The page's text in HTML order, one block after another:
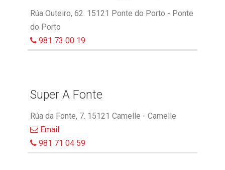
Rúa Outeiro, 62. 15121 Ponte do Porto - Ponte
do Porto
981 73 00 19
Super A Fonte
Rúa da Fonte, 7. 15121 Camelle - Camelle
Email
981 71 04 59